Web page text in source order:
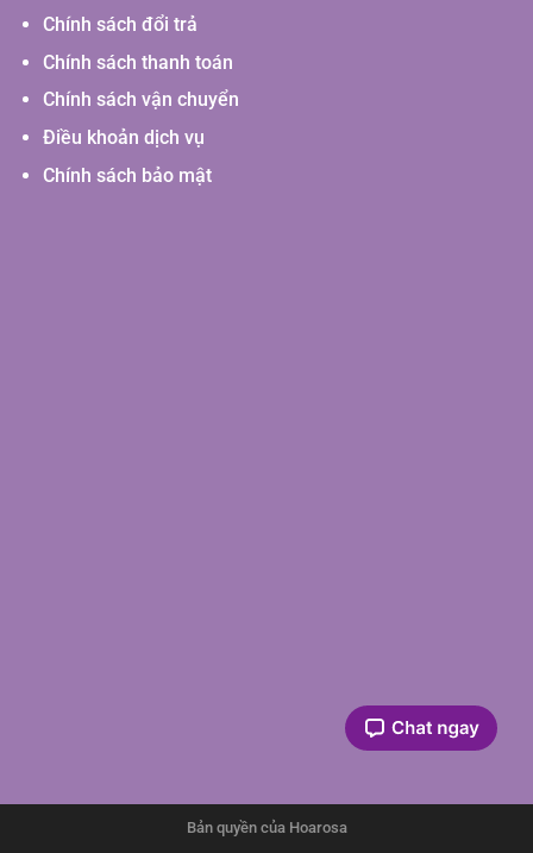
Chính sách đổi trả
Chính sách thanh toán
Chính sách vận chuyển
Điều khoản dịch vụ
Chính sách bảo mật
Bản quyền của Hoarosa